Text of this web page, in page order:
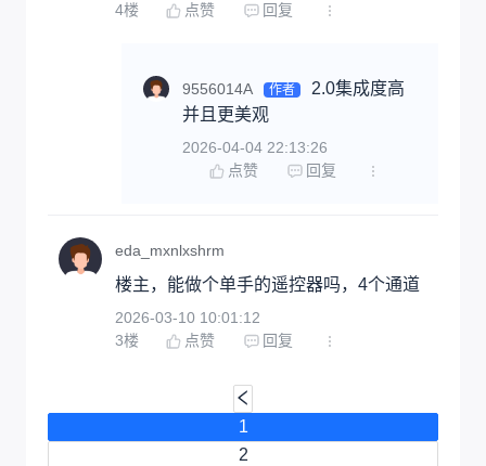
4楼 点赞 回复
9556014A 作者
2.0集成度高
并且更美观
2026-04-04 22:13:26
点赞
回复
eda_mxnlxshrm
楼主，能做个单手的遥控器吗，4个通道
2026-03-10 10:01:12
3楼 点赞 回复
1
2